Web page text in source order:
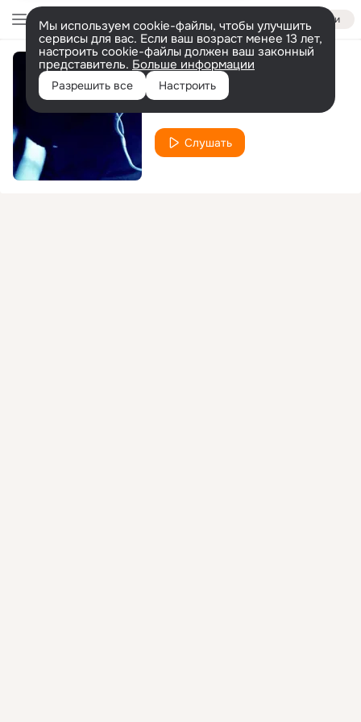
Войти
Мы используем cookie-файлы, чтобы улучшить
сервисы для вас. Если ваш возраст менее 13 лет,
настроить cookie-файлы должен ваш законный
представитель. Больше информации
Разрешить все Настроить
Fосфен
Слушать